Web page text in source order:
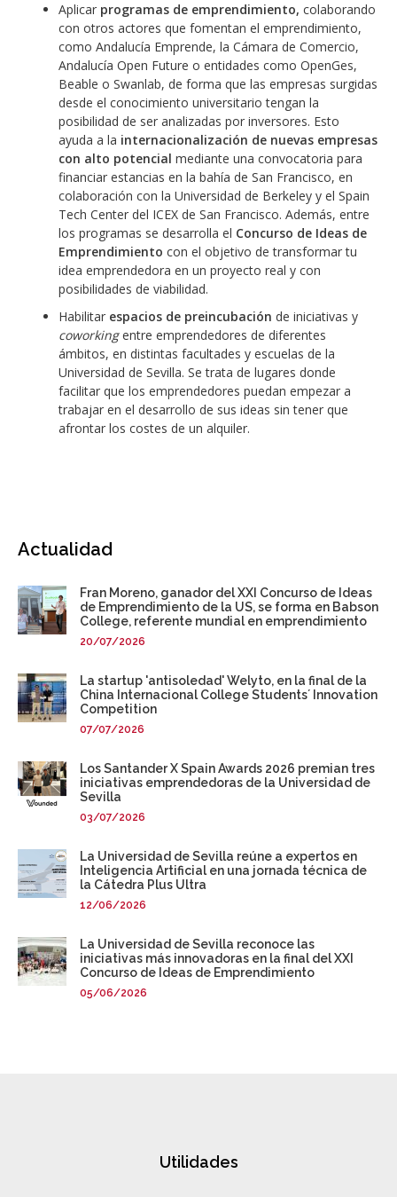
Aplicar programas de emprendimiento, colaborando
con otros actores que fomentan el emprendimiento,
como Andalucía Emprende, la Cámara de Comercio,
Andalucía Open Future o entidades como OpenGes,
Beable o Swanlab, de forma que las empresas surgidas
desde el conocimiento universitario tengan la
posibilidad de ser analizadas por inversores. Esto
ayuda a la internacionalización de nuevas empresas
con alto potencial mediante una convocatoria para
financiar estancias en la bahía de San Francisco, en
colaboración con la Universidad de Berkeley y el Spain
Tech Center del ICEX de San Francisco. Además, entre
los programas se desarrolla el Concurso de Ideas de
Emprendimiento con el objetivo de transformar tu
idea emprendedora en un proyecto real y con
posibilidades de viabilidad.
Habilitarespacios de preincubación de iniciativas y
coworkingentre emprendedores de diferentes
ámbitos, en distintas facultades y escuelas de la
Universidad de Sevilla. Se trata de lugares donde
facilitar que los emprendedores puedan empezar a
trabajar en el desarrollo de sus ideas sin tener que
afrontar los costes de un alquiler.
Actualidad
Fran Moreno, ganador del XXI Concurso de Ideas
de Emprendimiento de la US, se forma en Babson
College, referente mundial en emprendimiento
20/07/2026
La startup 'antisoledad' Welyto, en la final de la
China Internacional College Students´ Innovation
Competition
07/07/2026
Los Santander X Spain Awards 2026 premian tres
iniciativas emprendedoras de la Universidad de
Sevilla
03/07/2026
La Universidad de Sevilla reúne a expertos en
Inteligencia Artificial en una jornada técnica de
la Cátedra Plus Ultra
12/06/2026
La Universidad de Sevilla reconoce las
iniciativas más innovadoras en la final del XXI
Concurso de Ideas de Emprendimiento
05/06/2026
Utilidades